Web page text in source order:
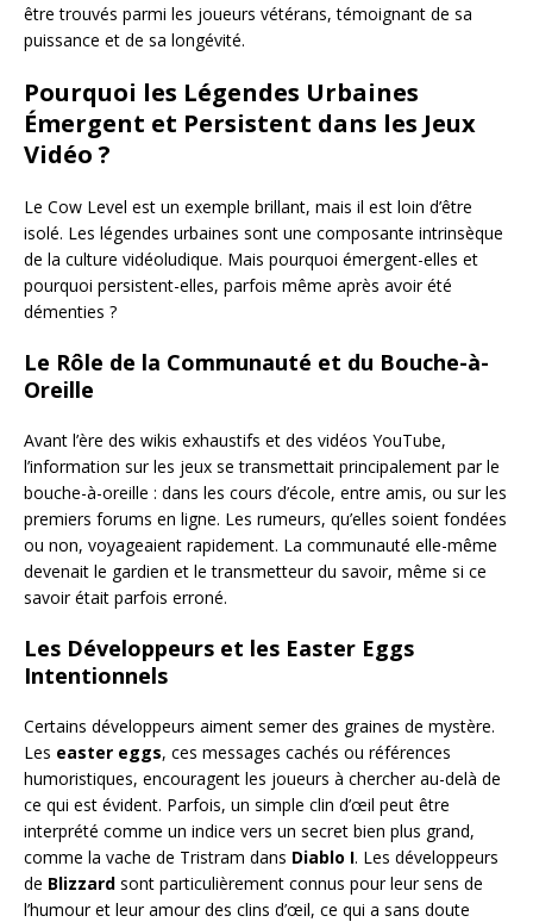
être trouvés parmi les joueurs vétérans, témoignant de sa
puissance et de sa longévité.
Pourquoi les Légendes Urbaines
Émergent et Persistent dans les Jeux
Vidéo ?
Le Cow Level est un exemple brillant, mais il est loin d’être
isolé. Les légendes urbaines sont une composante intrinsèque
de la culture vidéoludique. Mais pourquoi émergent-elles et
pourquoi persistent-elles, parfois même après avoir été
démenties ?
Le Rôle de la Communauté et du Bouche-à-
Oreille
Avant l’ère des wikis exhaustifs et des vidéos YouTube,
l’information sur les jeux se transmettait principalement par le
bouche-à-oreille : dans les cours d’école, entre amis, ou sur les
premiers forums en ligne. Les rumeurs, qu’elles soient fondées
ou non, voyageaient rapidement. La communauté elle-même
devenait le gardien et le transmetteur du savoir, même si ce
savoir était parfois erroné.
Les Développeurs et les Easter Eggs
Intentionnels
Certains développeurs aiment semer des graines de mystère.
Les easter eggs, ces messages cachés ou références
humoristiques, encouragent les joueurs à chercher au-delà de
ce qui est évident. Parfois, un simple clin d’œil peut être
interprété comme un indice vers un secret bien plus grand,
comme la vache de Tristram dans Diablo I. Les développeurs
de Blizzard sont particulièrement connus pour leur sens de
l’humour et leur amour des clins d’œil, ce qui a sans doute